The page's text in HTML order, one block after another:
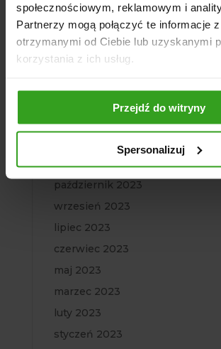
społecznościowym, reklamowym i
Partnerzy mogą połączyć te informacje
otrzymanymi od Ciebie lub uzyskanymi
korzystania z ich usług.
Przejdź do witryny
Spersonalizuj
czerwiec 2024
maj 2024
kwiecień 2024
styczeń 2024
listopad 2023
październik 2023
wrzesień 2023
lipiec 2023
czerwiec 2023
maj 2023
marzec 2023
luty 2023
styczeń 2023